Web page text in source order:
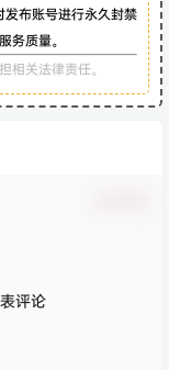
布账号进行永久封禁
务质量。
相关法律责任。
评论